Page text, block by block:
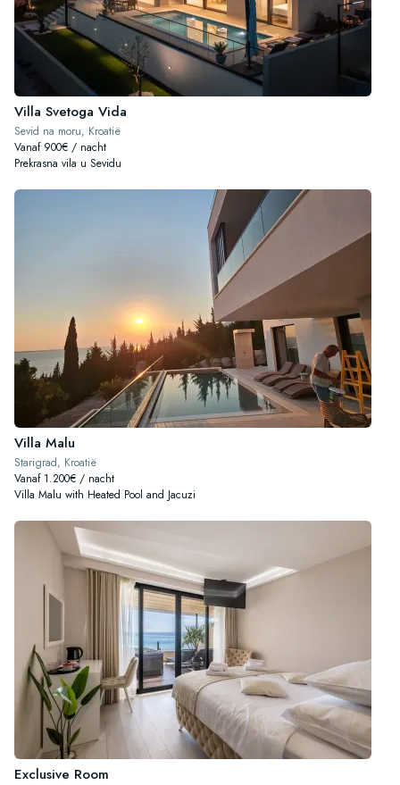
Villa Svetoga Vida
Sevid na moru, Kroatië
Vanaf 900€ / nacht
Prekrasna vila u Sevidu
Villa Malu
Starigrad, Kroatië
Vanaf 1.200€ / nacht
Villa Malu with Heated Pool and Jacuzi
Exclusive Room